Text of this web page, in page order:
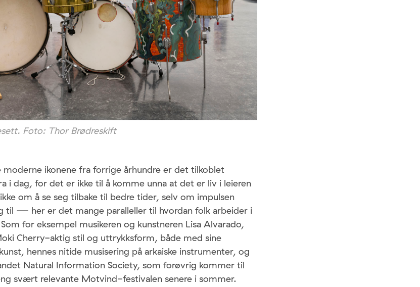
Foto: Thor Brødreskift
moderne ikonene fra forrige århundre er det tilkoblet
i dag, for det er ikke til å komme unna at det er liv i leieren
om å se seg tilbake til bedre tider, selv om impulsen
til — her er det mange paralleller til hvordan folk arbeider i
for eksempel musikeren og kunstneren Lisa Alvarado,
Cherry-aktig stil og uttrykksform, både med sine
hennes nitide musisering på arkaiske instrumenter, og
Natural Information Society, som forøvrig kommer til
svært relevante Motvind-festivalen senere i sommer.